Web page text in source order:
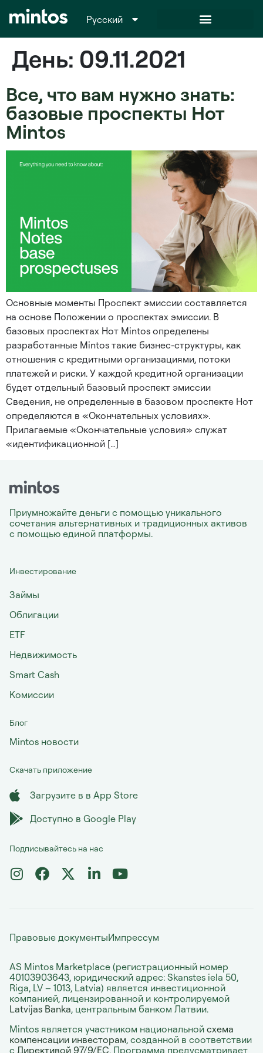
Русский
Italiano
День: 09.11.2021
Все, что вам нужно знать:
базовые проспекты Нот
Mintos
Основные моменты Проспект эмиссии составляется
на основе Положении о проспектах эмиссии. В
базовых проспектах Нот Mintos определены
разработанные Mintos такие бизнес-структуры, как
отношения с кредитными организациями, потоки
платежей и риски. У каждой кредитной организации
будет отдельный базовый проспект эмиссии
Сведения, не определенные в базовом проспекте Нот
определяются в «Окончательных условиях».
Прилагаемые «Окончательные условия» служат
«идентификационной […]
Приумножайте деньги с помощью уникального
сочетания альтернативных и традиционных активов
с помощью единой платформы.
Инвестирование
Займы
Облигации
ETF
Недвижимость
Smart Cash
Комиссии
Блог
Mintos новости
Скачать приложение
Загрузите в в App Store
Доступно в Google Play
Подписывайтесь на нас
Правовые документыИмпрессум
AS Mintos Marketplace (регистрационный номер
40103903643, юридический адрес: Skanstes iela 50,
Riga, LV – 1013, Latvia) является инвестиционной
компанией, лицензированной и контролируемой
Latvijas Banka, центральным банком Латвии.
Mintos является участником национальной cхема
компенсации инвесторам, созданной в соответствии
с Директивой 97/9/EC. Программа предусматривает